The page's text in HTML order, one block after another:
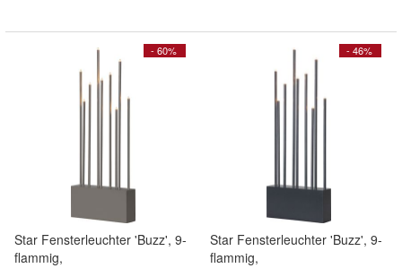
- 60%
Star Fensterleuchter 'Buzz', 9-
flammig,
- 46%
Star Fensterleuchter 'Buzz', 9-
flammig,